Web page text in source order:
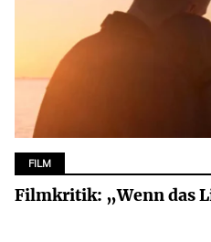
FILM
Filmkritik: „Wenn das